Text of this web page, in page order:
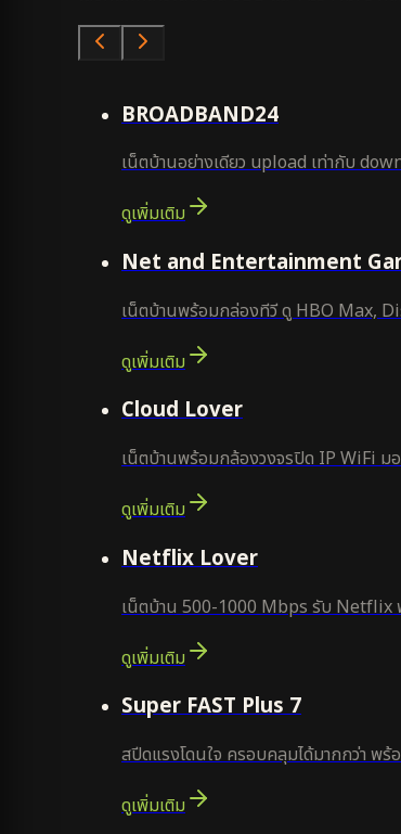
BROADBAND24
เน็ตบ้านอย่างเดียว upload เท่ากับ
ดูเพิ่มเติม
Net and Entertainment
เน็ตบ้านพร้อมกล่องทีวี ดู HBO Max,
ดูเพิ่มเติม
Cloud Lover
เน็ตบ้านพร้อมกล้องวงจรปิด IP WiFi ม
ดูเพิ่มเติม
Netflix Lover
เน็ตบ้าน 500-1000 Mbps รับ Netflix
ดูเพิ่มเติม
Super FAST Plus 7
สปีดแรงโดนใจ ครอบคลุมได้มากกว่า พ
ดูเพิ่มเติม